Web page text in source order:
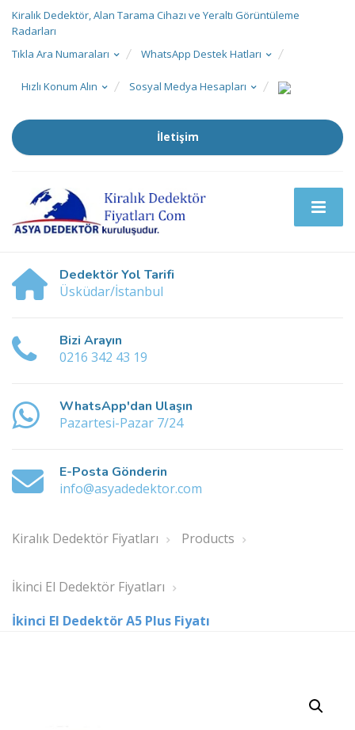
Kiralık Dedektör, Alan Tarama Cihazı ve Yeraltı Görüntüleme
Radarları
Tıkla Ara Numaraları
WhatsApp Destek Hatları
Hızlı Konum Alın Sosyal Medya Hesapları
İletişim
Dedektör Yol Tarifi
Üsküdar/İstanbul
Bizi Arayın
0216 342 43 19
WhatsApp'dan Ulaşın
Pazartesi-Pazar 7/24
E-Posta Gönderin
info@asyadedektor.com
Kiralık Dedektör Fiyatları Products
İkinci El Dedektör Fiyatları
İkinci El Dedektör A5 Plus Fiyatı